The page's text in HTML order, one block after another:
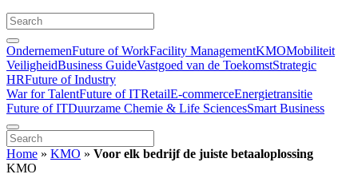
OndernemenFuture of WorkFacility ManagementKMOMobiliteit
VeiligheidBusiness GuideVastgoed van de ToekomstStrategic
HRFuture of Industry
War for TalentFuture of ITRetailE-commerceEnergietransitie
Future of ITDuurzame Chemie & Life SciencesSmart Business
Home » KMO » Voor elk bedrijf de juiste betaaloplossing
KMO